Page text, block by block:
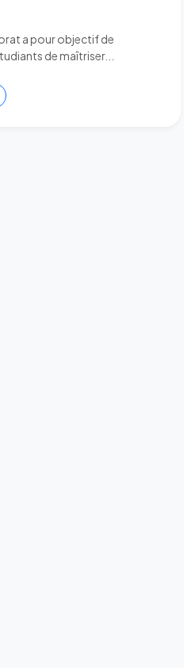
a pour objectif de
de maîtriser...